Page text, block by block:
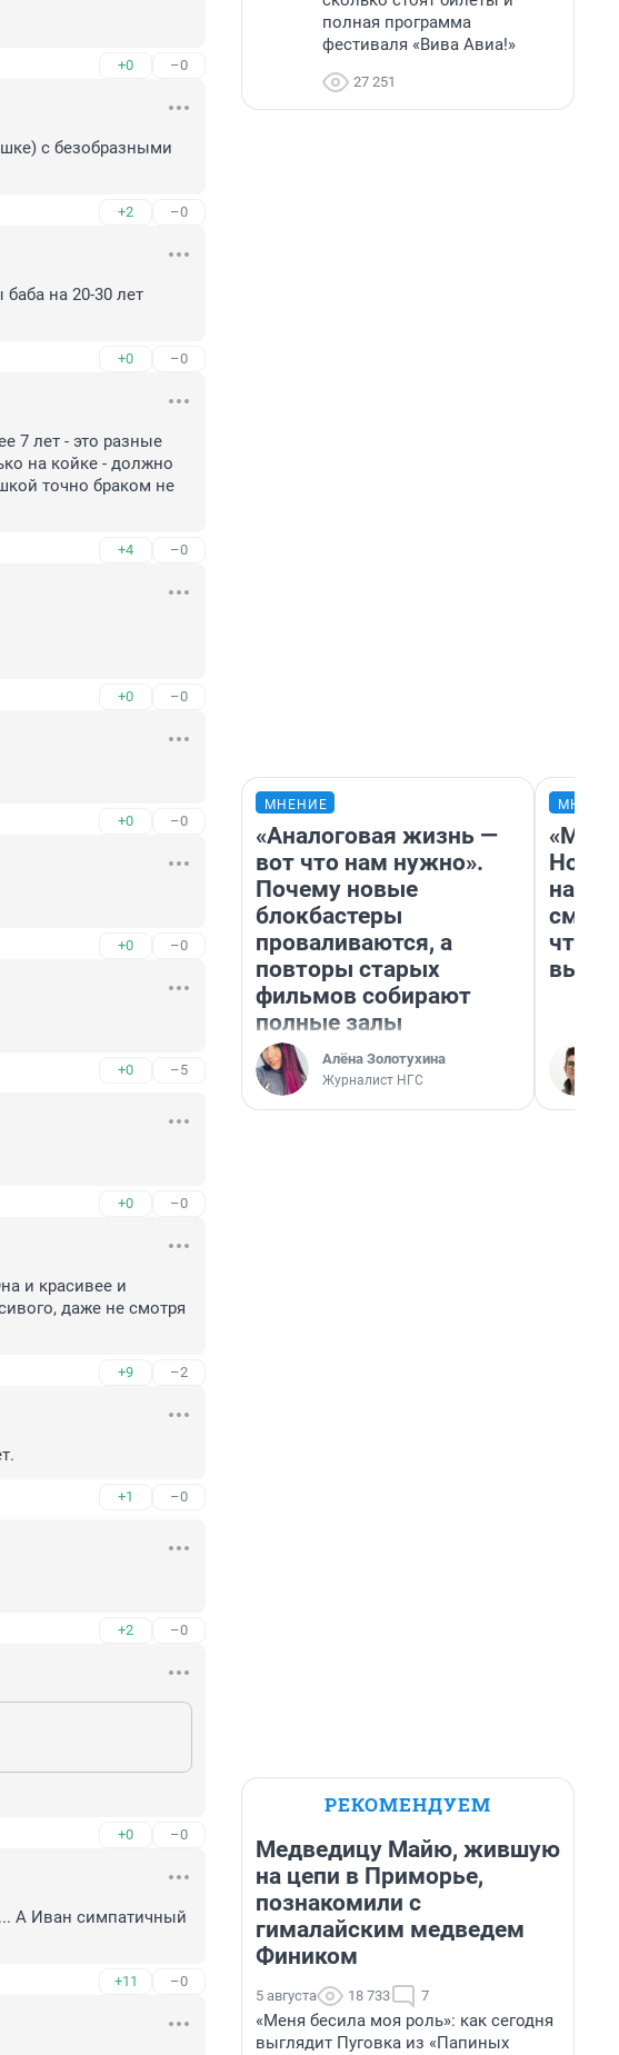
+0 –0
с безобразными
+2 –0
на 20-30 лет
+0 –0
7 лет - это разные
на койке - должно
точно браком не
+4 –0
+0 –0
+0 –0
+0 –0
+0 –5
+0 –0
и красивее и
даже не смотря
+9 –2
+1 –0
+2 –0
+0 –0
А Иван симпатичный
+11 –0
полная программа
фестиваля «Вива Авиа!»
27 251
МНЕНИЕ
«Аналоговая жизнь —
вот что нам нужно».
Почему новые
блокбастеры
проваливаются, а
повторы старых
фильмов собирают
полные залы
Алёна Золотухина
Журналист НГС
«Мы
РЕКОМЕНДУЕМ
Медведицу Майю, жившую
на цепи в Приморье,
познакомили с
гималайским медведем
Фиником
5 августа 18 733 7
«Меня бесила моя роль»: как сегодня
выглядит Пуговка из «Папиных